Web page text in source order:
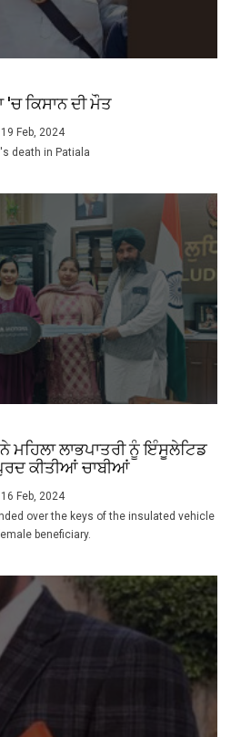
ਕਿਸਾਨ ਦੀ ਮੌਤ
19 Feb, 2024
death in Patiala
ਮਹਿਲਾ ਲਾਭਪਾਤਰੀ ਨੂੰ ਇੰਸੂਲੇਟਿਡ
ਕੀਤੀਆਂ ਚਾਬੀਆਂ
16 Feb, 2024
over the keys of the insulated vehicle
beneficiary.